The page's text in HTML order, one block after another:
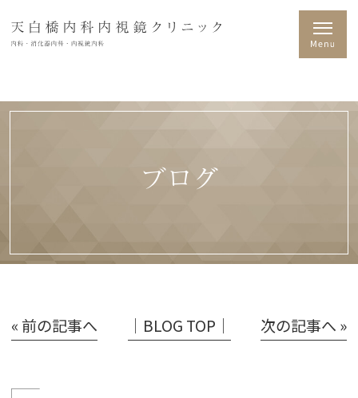
ブログ
« 前の記事へ │BLOG TOP│ 次の記事へ »